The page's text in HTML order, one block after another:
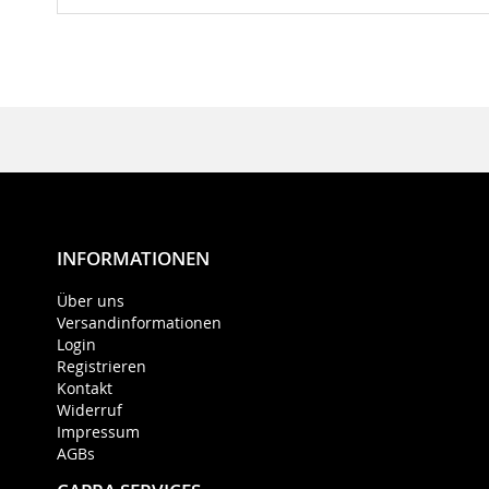
INFORMATIONEN
Über uns
Versandinformationen
Login
Registrieren
Kontakt
Widerruf
Impressum
AGBs